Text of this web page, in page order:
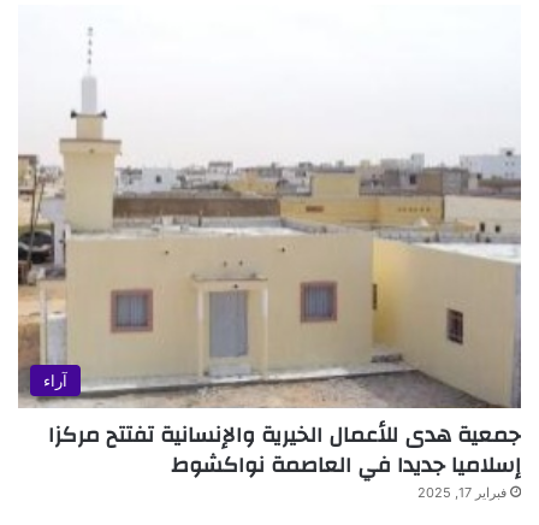
آراء
جمعية هدى للأعمال الخيرية والإنسانية تفتتح مركزا
إسلاميا جديدا في العاصمة نواكشوط
فبراير 17, 2025